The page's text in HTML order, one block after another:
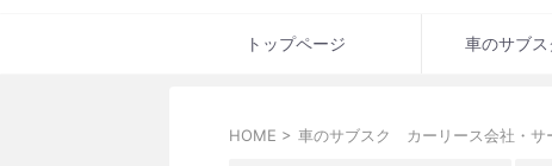
トップページ 車のサブ
HOME > 車のサブスク カーリース会社・サ